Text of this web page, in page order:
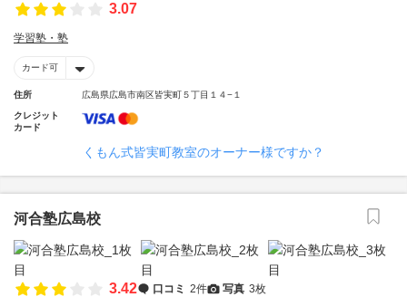
3.07
学習塾・塾
カード可
住所 広島県広島市南区皆実町５丁目１４−１
クレジット
カード
くもん式皆実町教室のオーナー様ですか？
河合塾広島校
3.42 口コミ 2件 写真 3枚